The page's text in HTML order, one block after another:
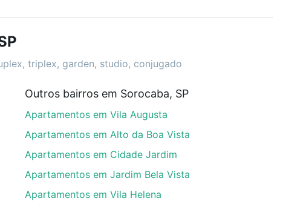
os filtros como quantidade de quartos, suítes, com
salão de festas ou área verde e encontrar
Sorocaba, SP que custam a partir de R$ 0 e com
dúvida dos custos envolvidos no processo de
dos seus sonhos com segurança e conforto. Loft,
triplex, garden, studio, conjugado
Outros bairros em Sorocaba, SP
Apartamentos em Vila Augusta
Apartamentos em Alto da Boa Vista
Apartamentos em Cidade Jardim
Apartamentos em Jardim Bela Vista
Apartamentos em Vila Helena